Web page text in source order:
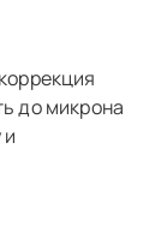
до микрона